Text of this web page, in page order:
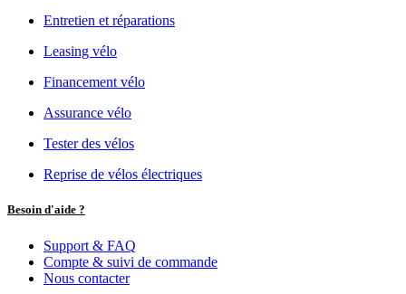
Entretien et réparations
Leasing vélo
Financement vélo
Assurance vélo
Tester des vélos
Reprise de vélos électriques
Besoin d'aide ?
Support & FAQ
Compte & suivi de commande
Nous contacter